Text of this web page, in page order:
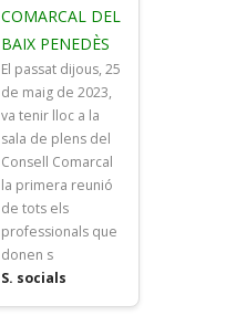
COMARCAL DEL
BAIX PENEDÈS
El passat dijous, 25
de maig de 2023,
va tenir lloc a la
sala de plens del
Consell Comarcal
la primera reunió
de tots els
professionals que
donen s
S. socials